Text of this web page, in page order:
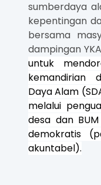
sumberdaya
kepentingan
bersama
dampingan
untuk
kemandirian
Daya Alam
melalui
desa dan
demokratis
akuntabel).